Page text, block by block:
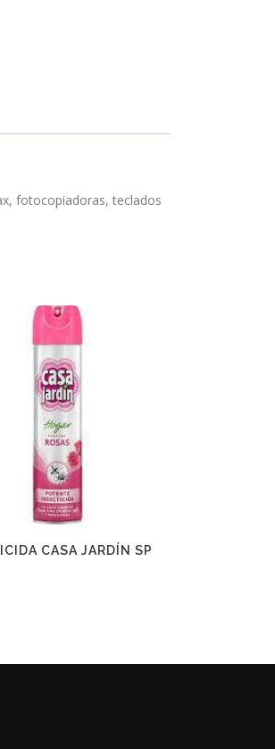
fotocopiadoras, teclados
CASA JARDÍN SP